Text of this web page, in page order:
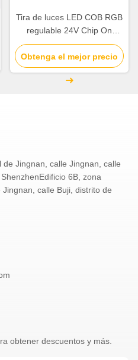
Tira de luces LED COB RGB
regulable 24V Chip On
Board
Obtenga el mejor precio
Jingnan, calle Jingnan, calle
6B, zona
calle Buji, distrito de
obtener descuentos y más.